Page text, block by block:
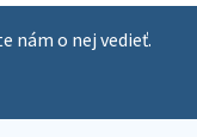
nám o nej vedieť.